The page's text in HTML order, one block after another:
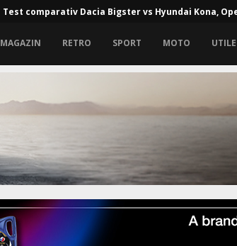
Test comparativ Dacia Bigster vs Hyundai Kona,
MAGAZIN RETRO SPORT MOTO UTILE